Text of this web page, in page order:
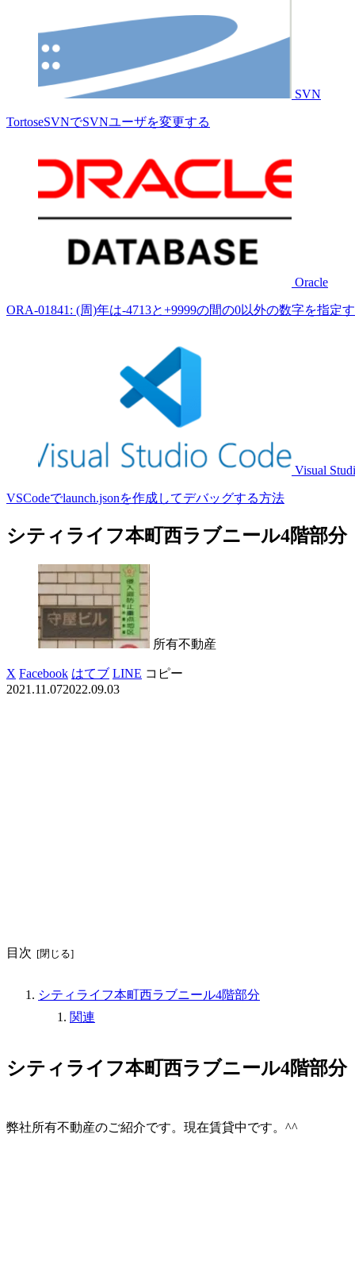
SVN
TortoseSVNでSVNユーザを変更する
Oracle
ORA-01841: (周)年は-4713と+9999の間の0以外の数字を指定
Visual
VSCodeでlaunch.jsonを作成してデバッグする方法
シティライフ本町西ラブニール4階部分
所有不動産
X Facebook はてブ LINE コピー
2021.11.072022.09.03
目次
シティライフ本町西ラブニール4階部分
関連
シティライフ本町西ラブニール4階部分
弊社所有不動産のご紹介です。現在賃貸中です。^^